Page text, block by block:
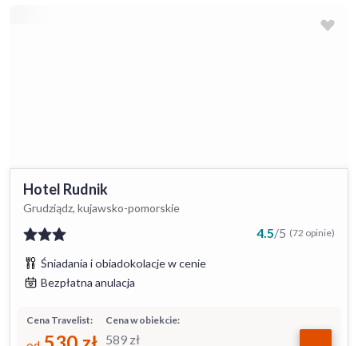
Hotel Rudnik
Grudziądz, kujawsko-pomorskie
4.5/5 (72 opinie)
Śniadania i obiadokolacje w cenie
Bezpłatna anulacja
Cena w obiekcie:
589 zł
Cena Travelist: